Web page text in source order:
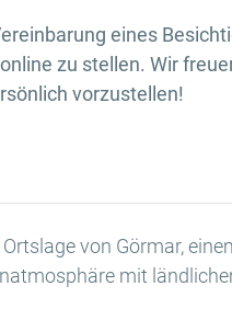
eines
zu stellen. Wir
vorzustellen!
von Görmar,
mit